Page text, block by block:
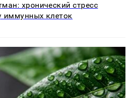
хронический стресс
иммунных клеток